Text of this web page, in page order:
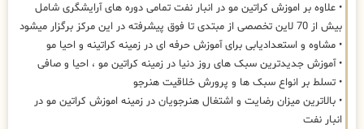
• علاوه بر اموزش کراتین مو در انبار نفت تمامی دوره های آرایشگری شامل
بیش از 70 لاین تخصصی از مبتدی تا فوق پیشرفته در این مرکز برگزار میشود
• مشاوه و استعدادیابی برای آموزش حرفه ای در زمینه کراتینه و احیا مو
• آموزش جدیدترین سبک های روز دنیا در زمینه کراتین مو ، احیا و صافی
• تسلط بر انواع سبک ها و پرورش خلاقیت هنرجو
• بالاترین میزان رضایت و اشتغال هنرجویان در زمینه اموزش کراتین مو در
انبار نفت